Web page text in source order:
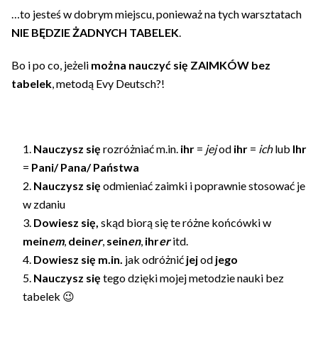
…to jesteś w dobrym miejscu, ponieważ na tych warsztatach
NIE BĘDZIE ŻADNYCH TABELEK.
Bo i po co, jeżeli można nauczyć się ZAIMKÓW bez
tabelek, metodą Evy Deutsch?!
Nauczysz się rozróżniać m.in. ihr = jejod ihr = ichlub Ihr
= Pani/ Pana/ Państwa
Nauczysz się odmieniać zaimki i poprawnie stosować je
w zdaniu
Dowiesz się, skąd biorą się te różne końcówki w
meinem, deiner, seinen, ihreritd.
Dowiesz się m.in. jak odróżnić jejod jego
Nauczysz się tego dzięki mojej metodzie nauki bez
tabelek 😉